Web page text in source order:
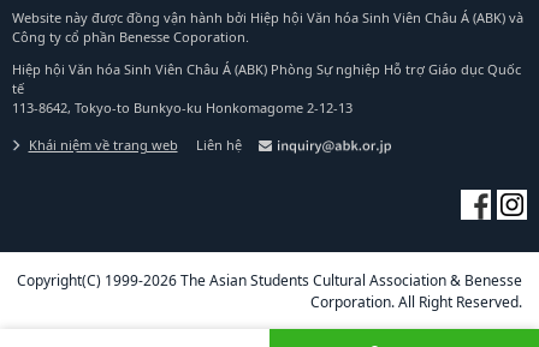
Website này được đồng vận hành bởi Hiệp hội Văn hóa Sinh Viên Châu Á (ABK) và
Công ty cổ phần Benesse Coporation.
Hiệp hội Văn hóa Sinh Viên Châu Á (ABK) Phòng Sự nghiệp Hỗ trợ Giáo dục Quốc
tế
113-8642, Tokyo-to Bunkyo-ku Honkomagome 2-12-13
Khái niệm về trang web Liên hệ
Copyright(C) 1999-2026 The Asian Students Cultural Association & Benesse
Corporation. All Right Reserved.